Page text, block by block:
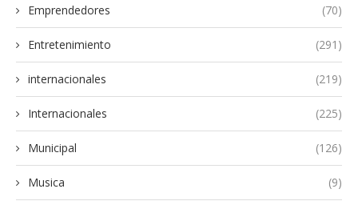
Emprendedores (70)
Entretenimiento (291)
internacionales (219)
Internacionales (225)
Municipal (126)
Musica (9)